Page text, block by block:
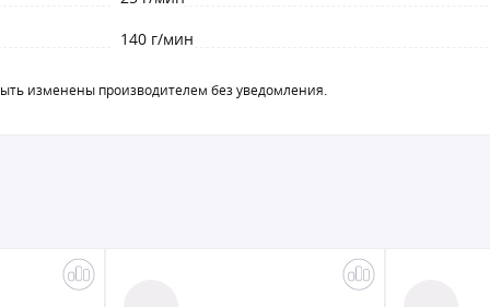
140 г/мин
изменены производителем без уведомления.